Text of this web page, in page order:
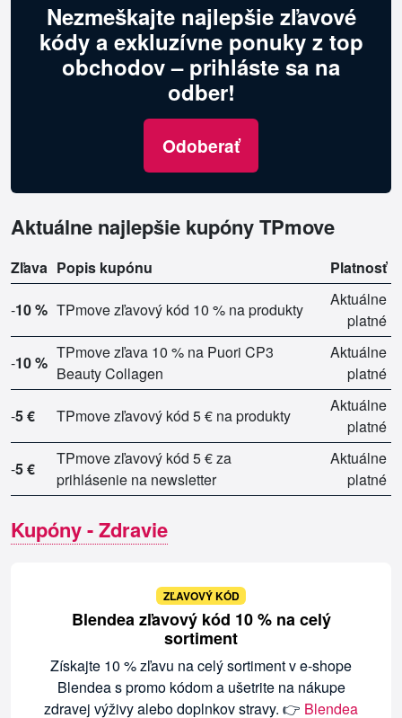
Nezmeškajte najlepšie zľavové
kódy a exkluzívne ponuky z top
obchodov – prihláste sa na
odber!
Odoberať
Aktuálne najlepšie kupóny TPmove
Zľava Popis kupónu Platnosť
-10 % TPmove zľavový kód 10 % na produkty
Aktuálne
platné
-10 %
TPmove zľava 10 % na Puori CP3
Beauty Collagen
Aktuálne
platné
-5 € TPmove zľavový kód 5 € na produkty
Aktuálne
platné
-5 €
TPmove zľavový kód 5 € za
prihlásenie na newsletter
Aktuálne
platné
Kupóny - Zdravie
ZĽAVOVÝ KÓD
Blendea zľavový kód 10 % na celý
sortiment
Získajte 10 % zľavu na celý sortiment v e-shope
Blendea s promo kódom a ušetrite na nákupe
zdravej výživy alebo doplnkov stravy. 👉 Blendea